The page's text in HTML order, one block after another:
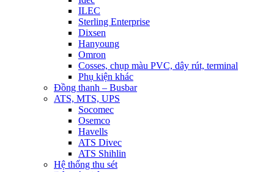
ILEC
Sterling Enterprise
Dixsen
Hanyoung
Omron
Cosses, chụp màu PVC, dây rút, terminal
Phụ kiện khác
Đồng thanh – Busbar
ATS, MTS, UPS
Socomec
Osemco
Havells
ATS Divec
ATS Shihlin
Hệ thống thu sét